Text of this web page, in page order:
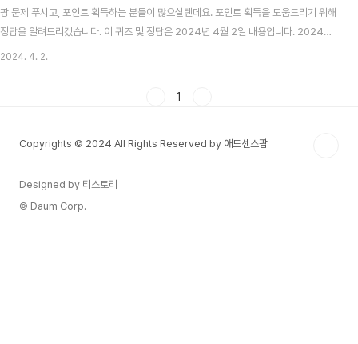
팡 문제 푸시고, 포인트 획득하는 분들이 많으실텐데요. 포인트 획득을 도움드리기 위해
정답을 알려드리겠습니다. 이 퀴즈 및 정답은 2024년 4월 2일 내용입니다. 2024년
22대 총선 여야 후보 대진표 - 서울시 한강 이남 지역 목차 신한 쏠뱅크 쏠야구(쏠퀴즈)
렛 이벤트 중..
2024. 4. 2.
1
Copyrights © 2024 All Rights Reserved by 애드센스팜
Designed by 티스토리
© Daum Corp.